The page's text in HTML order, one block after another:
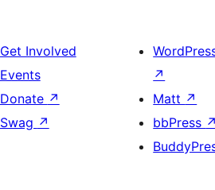
Get Involved
Events
Donate ↗
Swag ↗
↗
Matt ↗
bbPress ↗